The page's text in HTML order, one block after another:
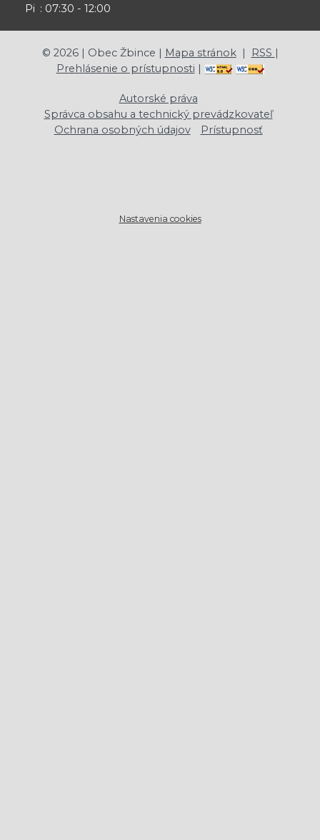
Pi : 07:30 - 12:00
© 2026| Obec Žbince | Mapa stránok| RSS |
Prehlásenie o prístupnosti |
Autorské práva
Správca obsahu a technický prevádzkovateľ
Ochrana osobných údajov
Prístupnosť
Nastavenia cookies